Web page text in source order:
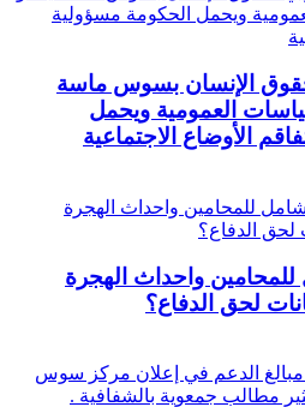
الإنسان بسوس ماسة
العمومية ويحمل
الأوضاع الاجتماعية
واحداث الهجرة
لحق الدفاع؟